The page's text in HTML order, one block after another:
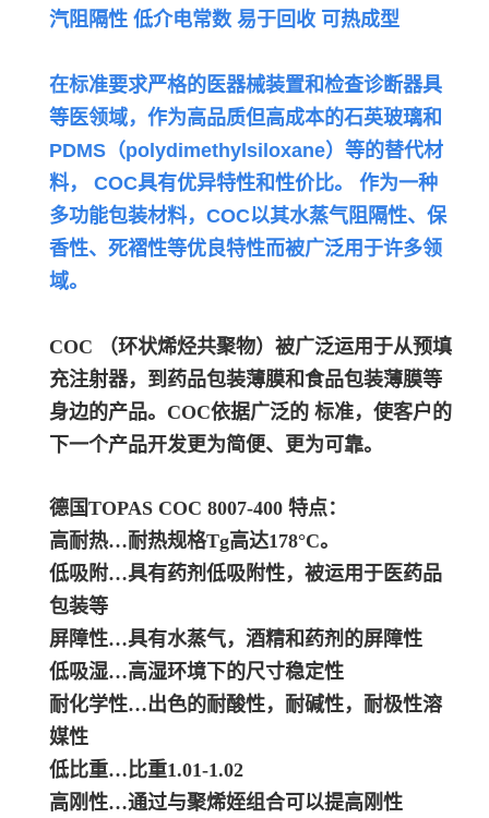
汽阻隔性 低介电常数 易于回收 可热成型
在标准要求严格的医器械装置和检查诊断器具
等医领域，作为高品质但高成本的石英玻璃和
PDMS（polydimethylsiloxane）等的替代材
料， COC具有优异特性和性价比。 作为一种
多功能包装材料，COC以其水蒸气阻隔性、保
香性、死褶性等优良特性而被广泛用于许多领
域。
COC （环状烯烃共聚物）被广泛运用于从预填
充注射器，到药品包装薄膜和食品包装薄膜等
身边的产品。COC依据广泛的 标准，使客户的
下一个产品开发更为简便、更为可靠。
德国TOPAS COC 8007-400 特点：
高耐热…耐热规格Tg高达178°C。
低吸附…具有药剂低吸附性，被运用于医药品
包装等
屏障性…具有水蒸气，酒精和药剂的屏障性
低吸湿…高湿环境下的尺寸稳定性
耐化学性…出色的耐酸性，耐碱性，耐极性溶
媒性
低比重…比重1.01-1.02
高刚性…通过与聚烯姪组合可以提高刚性